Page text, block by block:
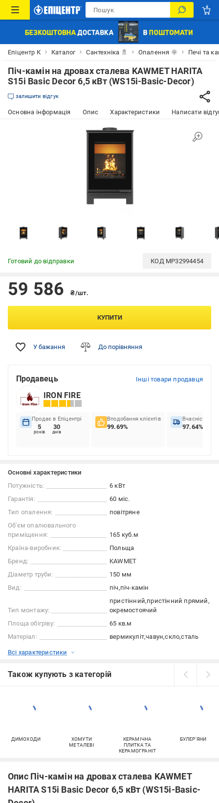
Епіцентр К Каталог Сантехніка 🚿 Опалення 🌞 Печі та
Піч-камін на дровах сталева KAWMET HARITA
S15i Basic Decor 6,5 кВт (WS15i-Basic-Decor)
залишити відгук
Основна інформація Опис Характеристики Написати
Готовий до відправки КОД MP32994454
59 586 ₴/шт.
КУПИТИ
У бажання До порівняння
Продавець Інші товари продавця
IRON FIRE
Продає в Епіцентрі
5
років
30
днів
Вподобання клієнтів
99.69%
Вчасність
97.64%
Основні характеристики
Потужність:
6 кВт
Гарантія:
60 міс.
Тип опалення:
повітряне
Об'єм опалювального
приміщення:
165 куб.м
Країна-виробник:
Польща
Бренд:
KAWMET
Діаметр труби:
150 мм
Вид:
піч піч-камін
Тип монтажу:
пристінний пристінний прямий
окремостоячий
Площа обігріву:
65 кв.м
Матеріал:
вермикуліт чавун скло сталь
Всі характеристики
Також купують з категорій
ДИМОХОДИ
ХОМУТИ
МЕТАЛЕВІ
КЕРАМІЧНА
ПЛИТКА ТА
КЕРАМОГРАНІТ
БУЛЕР'ЯНИ
Опис Піч-камін на дровах сталева KAWMET
HARITA S15i Basic Decor 6,5 кВт (WS15i-Basic-